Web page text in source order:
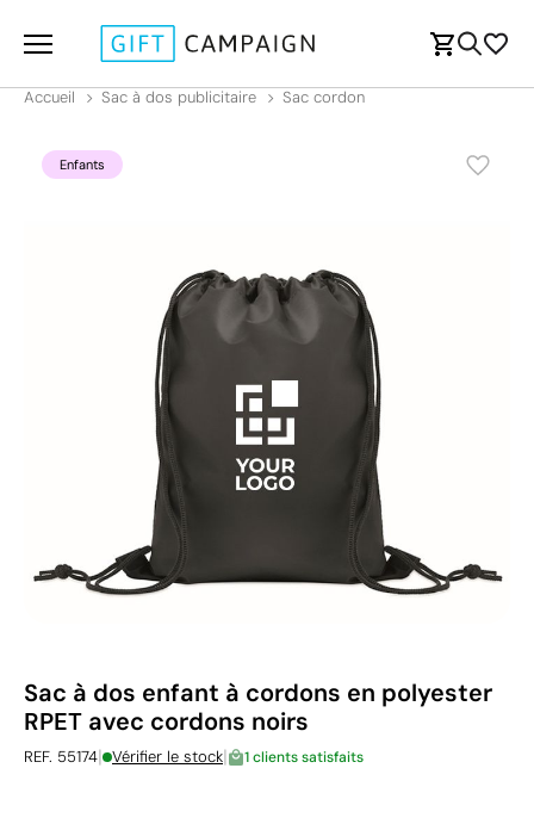
Accueil Sac à dos publicitaire Sac cordon
Enfants
Sac à dos enfant à cordons en polyester
RPET avec cordons noirs
REF. 55174| Vérifier le stock| 1 clients satisfaits